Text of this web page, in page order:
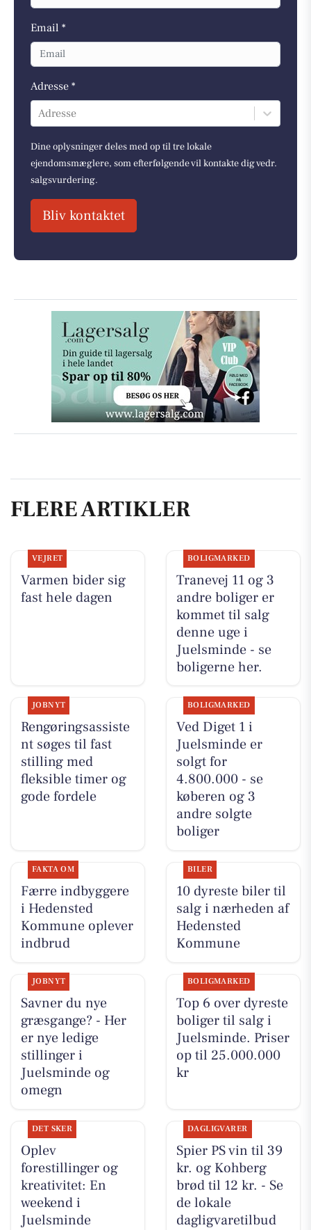
Email *
Adresse *
Adresse
Dine oplysninger deles med op til tre lokale
ejendomsmæglere, som efterfølgende vil kontakte dig vedr.
salgsvurdering.
Bliv kontaktet
FLERE ARTIKLER
VEJRET
Varmen bider sig
fast hele dagen
BOLIGMARKED
Tranevej 11 og 3
andre boliger er
kommet til salg
denne uge i
Juelsminde - se
boligerne her.
JOBNYT
Rengøringsassiste
nt søges til fast
stilling med
fleksible timer og
gode fordele
BOLIGMARKED
Ved Diget 1 i
Juelsminde er
solgt for
4.800.000 - se
køberen og 3
andre solgte
boliger
FAKTA OM
Færre indbyggere
i Hedensted
Kommune oplever
indbrud
BILER
10 dyreste biler til
salg i nærheden af
Hedensted
Kommune
JOBNYT
Savner du nye
græsgange? - Her
er nye ledige
stillinger i
Juelsminde og
omegn
BOLIGMARKED
Top 6 over dyreste
boliger til salg i
Juelsminde. Priser
op til 25.000.000
kr
DET SKER
Oplev
forestillinger og
kreativitet: En
weekend i
Juelsminde
DAGLIGVARER
Spier PS vin til 39
kr. og Kohberg
brød til 12 kr. - Se
de lokale
dagligvaretilbud